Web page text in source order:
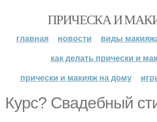
ПРИЧЕСКА И
главная новости
виды
как делать прически и
прически и макияж на дому
Курс? Свадебный